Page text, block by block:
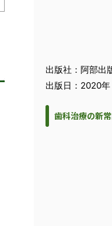
出版社：阿部出
出版日：2020年
歯科治療の新